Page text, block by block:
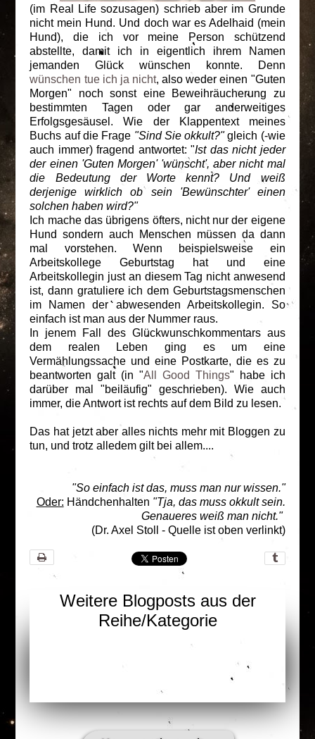
(im Real Life sozusagen) schrieb aber im Grunde
nicht mein Hund. Und doch war es Adelhaid (mein
Hund), die ich vor meine Person schützend
abstellte, damit ich in eigentlich ihrem Namen
jemanden Glück wünschen konnte. Denn
wünschen tue ich ja nicht, also weder einen "Guten
Morgen" noch sonst eine Beweihräucherung zu
bestimmten Tagen oder gar anderweitiges
Erfolgsgesäusel. Wie der Klappentext meines
Buchs auf die Frage "Sind Sie okkult?"gleich (-wie
auch immer) fragend antwortet: "Ist das nicht jeder
der einen 'Guten Morgen' 'wünscht', aber nicht mal
die Bedeutung der Worte kennt? Und weiß
derjenige wirklich ob sein 'Bewünschter' einen
solchen haben wird?"
Ich mache das übrigens öfters, nicht nur der eigene
Hund sondern auch Menschen müssen da dann
mal vorstehen. Wenn beispielsweise ein
Arbeitskollege Geburtstag hat und eine
Arbeitskollegin just an diesem Tag nicht anwesend
ist, dann gratuliere ich dem Geburtstagsmenschen
im Namen der abwesenden Arbeitskollegin. So
einfach ist man aus der Nummer raus.
In jenem Fall des Glückwunschkommentars aus
dem realen Leben ging es um eine
Vermählungssache und eine Postkarte, die es zu
beantworten galt (in "All Good Things" habe ich
darüber mal "beiläufig" geschrieben). Wie auch
immer, die Antwort ist rechts auf dem Bild zu lesen.
Das hat jetzt aber alles nichts mehr mit Bloggen zu
tun, und trotz alledem gilt bei allem....
"So einfach ist das, muss man nur wissen."
Oder: Händchenhalten "Tja, das muss okkult sein.
Genaueres weiß man nicht."
(Dr. Axel Stoll - Quelle ist oben verlinkt)
Weitere Blogposts aus der
Reihe/Kategorie